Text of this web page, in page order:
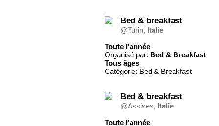
Bed & breakfast
@Turin, Italie
Toute l'année
Organisé par: Bed & Breakfast
Tous âges
Catégorie: Bed & Breakfast
Bed & breakfast
@Assises, Italie
Toute l'année